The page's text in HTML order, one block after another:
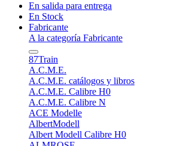
En salida para entrega
En Stock
Fabricante
A la categoría Fabricante
87Train
A.C.M.E.
A.C.M.E. catálogos y libros
A.C.M.E. Calibre H0
A.C.M.E. Calibre N
ACE Modelle
AlbertModell
Albert Modell Calibre H0